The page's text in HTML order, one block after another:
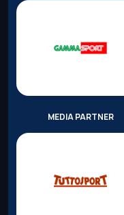
MEDIA PARTNER